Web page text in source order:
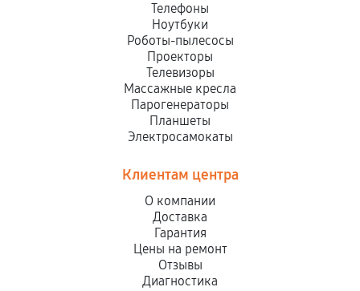
Телефоны
Ноутбуки
Роботы-пылесосы
Проекторы
Телевизоры
Массажные кресла
Парогенераторы
Планшеты
Электросамокаты
Клиентам центра
О компании
Доставка
Гарантия
Цены на ремонт
Отзывы
Диагностика